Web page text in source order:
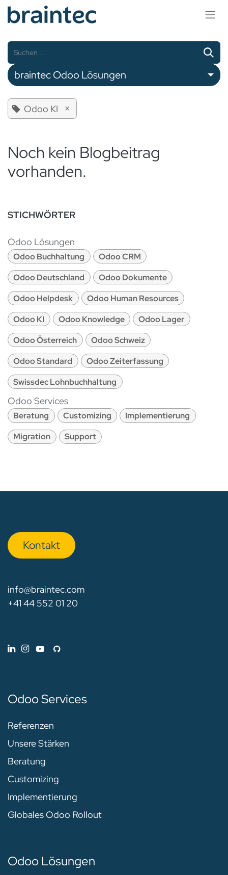
Zum Inhalt springen
braintec Odoo Lösungen
Odoo KI ×
Noch kein Blogbeitrag
vorhanden.
STICHWÖRTER
Odoo Lösungen
Odoo Buchhaltung
Odoo CRM
Odoo Deutschland
Odoo Dokumente
Odoo Helpdesk
Odoo Human Resources
Odoo KI
Odoo Knowledge
Odoo Lager
Odoo Österreich
Odoo Schweiz
Odoo Standard
Odoo Zeiterfassung
Swissdec Lohnbuchhaltung
Odoo Services
Beratung Customizing
Implementierung
Migration
Support
Kon​​​​​​ta​​kt
info@braintec.com
+41 44 552 01 20
Odoo Services
Referenzen
Unsere Stärken
Beratung
Customizing
Implementierung
Globales Odoo Rollout
Odoo Lösungen